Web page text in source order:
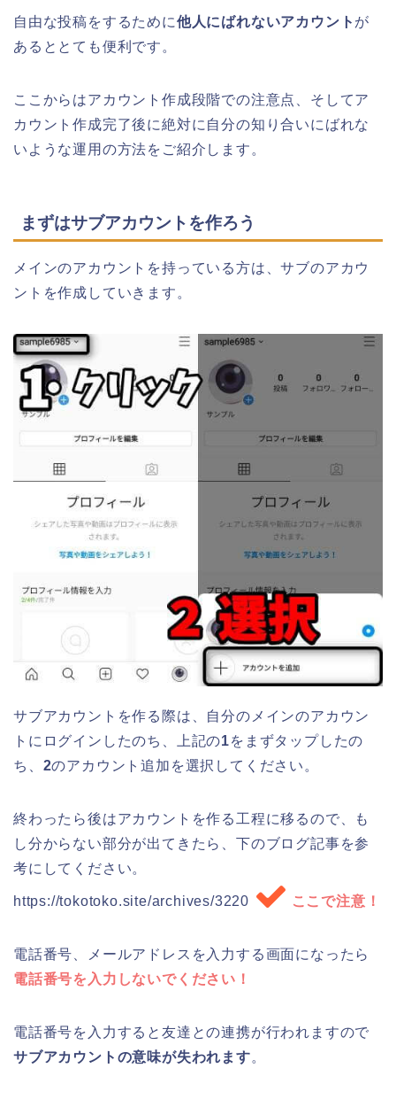
自由な投稿をするために他人にばれないアカウント が
あるととても便利です。
ここからはアカウント作成段階での注意点、そしてア
カウント作成完了後に絶対に自分の知り合いにばれな
いような運用の方法をご紹介します。
まずはサブアカウントを作ろう
メインのアカウントを持っている方は、サブのアカウ
ントを作成していきます。
サブアカウントを作る際は、自分のメインのアカウン
トにログインしたのち、上記の1をまずタップしたの
ち、 2のアカウント追加を選択してください。
終わったら後はアカウントを作る工程に移るので、も
し分からない部分が出てきたら、下のブログ記事を参
考にしてください。
https://tokotoko.site/archives/3220 ここで注意！
電話番号、メールアドレスを入力する画面になったら
電話番号を入力しないでください！
電話番号を入力すると友達との連携が行われますので
サブアカウントの意味が失われます。